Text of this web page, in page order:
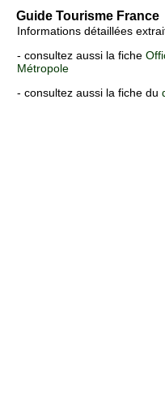
Guide Tourisme France
Informations détaillées
- consultez aussi la fiche
Métropole
- consultez aussi la fiche du